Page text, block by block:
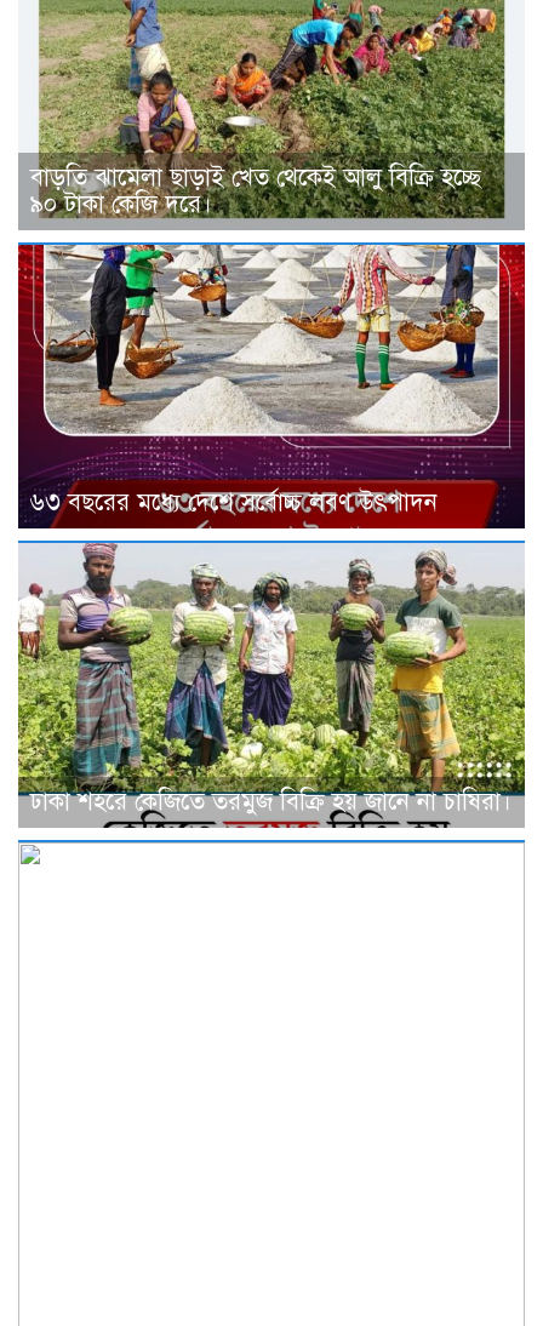
বাড়তি ঝামেলা ছাড়াই খেত থেকেই আলু বিক্রি হচ্ছে
৯০ টাকা কেজি দরে।
৬৩ বছরের মধ্যে দেশে সর্বোচ্চ লবণ উৎপাদন
ঢাকা শহরে কেজিতে তরমুজ বিক্রি হয় জানে না চাষিরা।